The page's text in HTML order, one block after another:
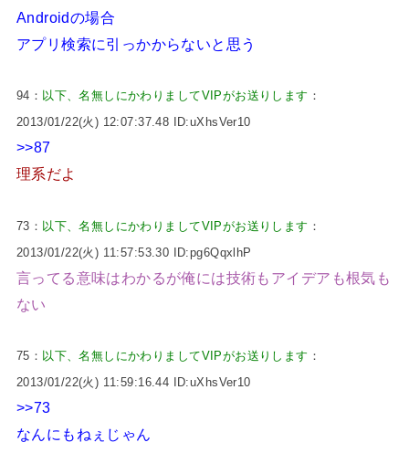
Androidの場合
アプリ検索に引っかからないと思う
94： 以下、名無しにかわりましてVIPがお送りします ：
2013/01/22(火) 12:07:37.48 ID:uXhsVer10
>>87
理系だよ
73： 以下、名無しにかわりましてVIPがお送りします ：
2013/01/22(火) 11:57:53.30 ID:pg6QqxlhP
言ってる意味はわかるが俺には技術もアイデアも根気も
ない
75： 以下、名無しにかわりましてVIPがお送りします ：
2013/01/22(火) 11:59:16.44 ID:uXhsVer10
>>73
なんにもねぇじゃん